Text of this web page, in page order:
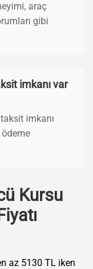
araç
gibi
imkanı var
imkanı
Kursu
az 5130 TL iken